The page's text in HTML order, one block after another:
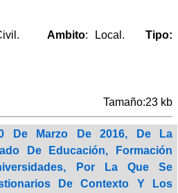
Civil. Ambito: Local. Tipo:
Tamaño:23 kb
De Marzo De 2016, De La
De Educación, Formación
Por La Que Se
De Contexto Y Los